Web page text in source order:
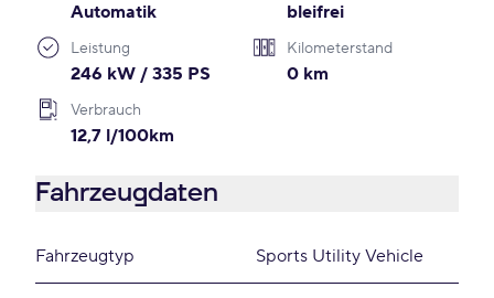
Automatik bleifrei
Leistung
246 kW / 335 PS
Kilometerstand
0 km
Verbrauch
12,7 l/100km
Fahrzeugdaten
Fahrzeugtyp Sports Utility Vehicle